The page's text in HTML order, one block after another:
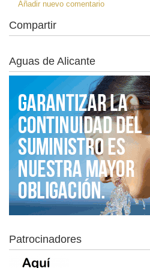
Añadir nuevo comentario
Compartir
Aguas de Alicante
Patrocinadores